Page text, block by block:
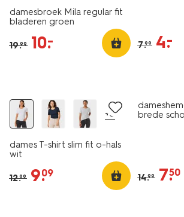
damesbroek Mila regular fit
bladeren groen
19.99 10.
– 7.99 4.
–
+5
dames T-shirt slim fit o-hals
wit
12.99 9.
09
brede
14.99 7.
50